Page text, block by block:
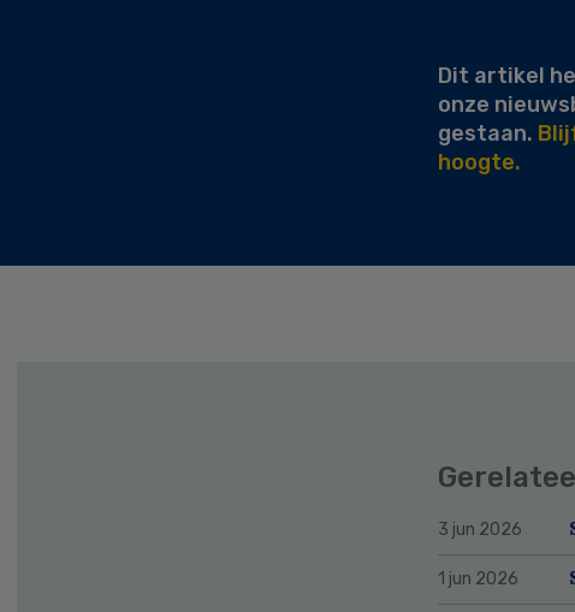
Dit artikel
onze
gestaan.
hoogte.
3 jun 2026
1 jun 2026